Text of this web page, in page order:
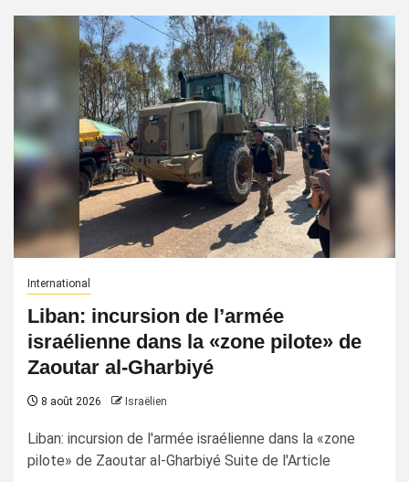
International
Liban: incursion de l’armée
israélienne dans la «zone pilote» de
Zaoutar al-Gharbiyé
8 août 2026 Israëlien
Liban: incursion de l'armée israélienne dans la «zone
pilote» de Zaoutar al-Gharbiyé Suite de l'Article